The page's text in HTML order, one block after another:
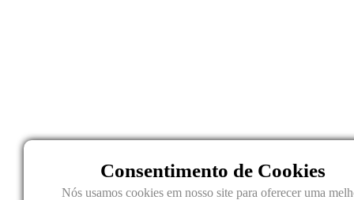
Consentimento de Cookies
Nós usamos cookies em nosso site para oferecer uma